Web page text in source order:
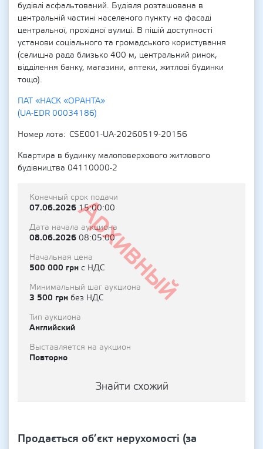
будівлі асфальтований. Будівля розташована в
центральній частині населеного пункту на фасаді
центральної, прохідної вулиці. В пішій доступності
установи соціального та громадського користування
(селищна рада близько 400 м, центральний ринок,
відділення банку, магазини, аптеки, житлові будинки
тощо).
ПАТ «НАСК «ОРАНТА»
(UA-EDR 00034186)
Номер лота
CSE001-UA-20260519-20156
Квартира в будинку малоповерхового житлового
будівництва 04110000-2
Архивный
Конечный срок подачи
07.06.202615:00:00
Дата начала аукциона
08.06.2026 08:05:00
Начальная цена
500 000 грн с НДС
Минимальный шаг аукциона
3 500 грн без НДС
Тип аукциона
Английский
Выставляется на аукцион
Повторно
Знайти схожий
Продається об’єкт нерухомості (за